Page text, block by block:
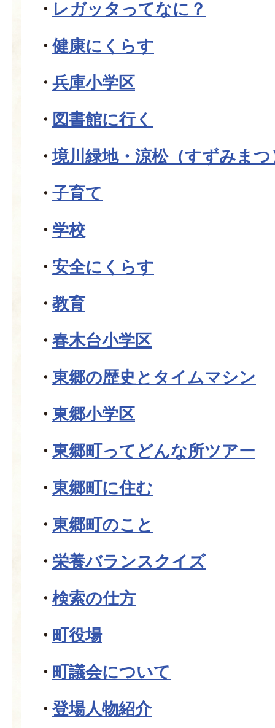
レガッタってなに？
健康にくらす
兵庫小学区
図書館に行く
境川緑地・涼松（すずみま
子育て
学校
安全にくらす
教育
春木台小学区
東郷の歴史とタイムマシン
東郷小学区
東郷町ってどんな所ツアー
東郷町に住む
東郷町のこと
栄養バランスクイズ
検索の仕方
町役場
町議会について
登場人物紹介